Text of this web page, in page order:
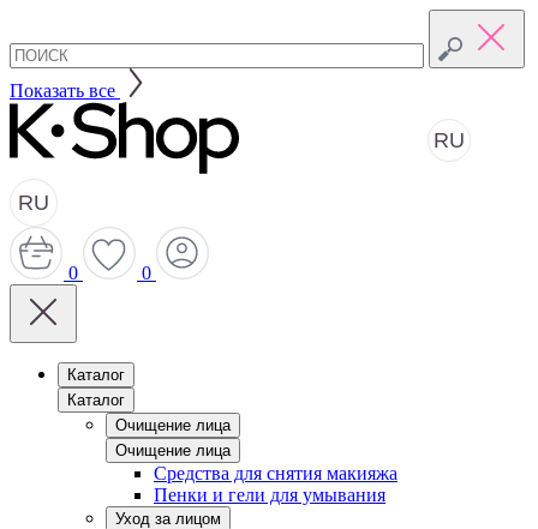
Показать все
RU
RU
0 0
Каталог
Каталог
Очищение лица
Очищение лица
Средства для снятия макияжа
Пенки и гели для умывания
Уход за лицом